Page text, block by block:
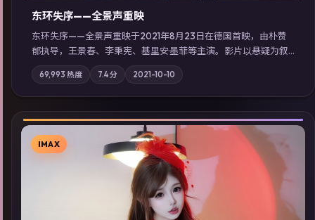
东环失序——全景声重映
东环失序——全景声重映于2021年8月23日在德国首映，由朴赞
郁执导，王景春、李秉宪、基里安·墨菲等主演。影片以悬疑为叙
事主轴，科技与人性的边界在实验事故后逐渐模糊；摄影与配乐
强化地域气质；站内亦可通过「国产免费观看高清电视剧在线
看」延展检索同类型高分佳作，畅享高清在线追剧体验。
69,993 热度 7.4分 2021-10-10
IMAX